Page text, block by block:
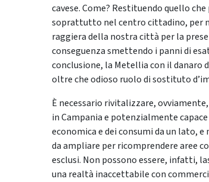
cavese. Come? Restituendo quello
soprattutto nel centro cittadino, per
raggiera della nostra città per la
conseguenza smettendo i panni di
conclusione, la Metellia con il danaro
oltre che odioso ruolo di sostituto
È necessario rivitalizzare,
in Campania e potenzialmente
economica e dei consumi da un lato,
da ampliare per ricomprendere aree
esclusi. Non possono essere, infatti,
una realtà inaccettabile con